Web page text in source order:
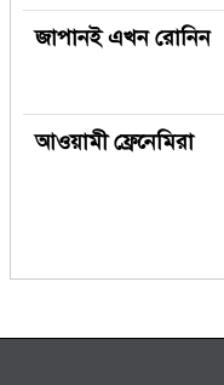
জাপানই এখন রোনিন
আওয়ামী ফ্রেনেমিরা